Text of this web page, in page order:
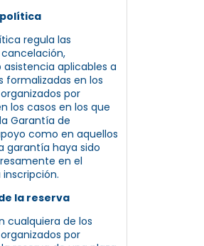
política
regula las
aplicables a
formalizadas en los
por
los casos en los que
Garantía de
como en aquellos
garantía haya sido
en el
la reserva
cualquiera de los
por